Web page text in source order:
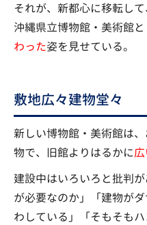
それが、新都心に移転し
沖縄県立博物館・美術館と
わった姿を見せている。
敷地広々建物堂々
新しい博物館・美術館は
物で、旧館よりはるかに
建設中はいろいろと批判
が必要なのか」「建物が
わしている」「そもそも